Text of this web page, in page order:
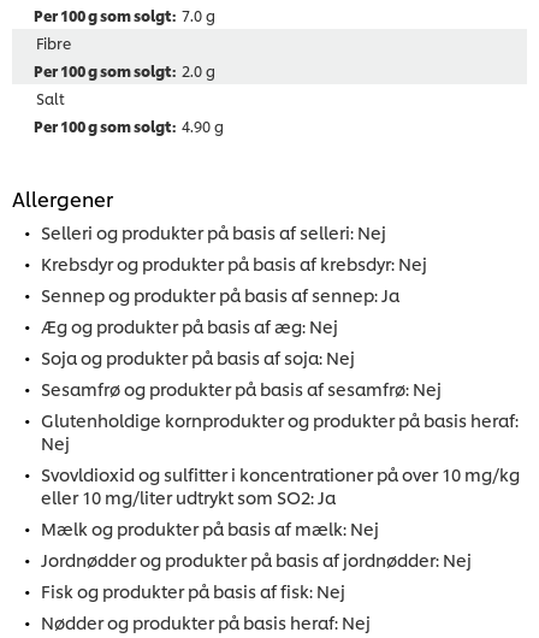
7.0 g
Fibre
2.0 g
Salt
4.90 g
Allergener
Selleri og produkter på basis af selleri: Nej
Krebsdyr og produkter på basis af krebsdyr: Nej
Sennep og produkter på basis af sennep: Ja
Æg og produkter på basis af æg: Nej
Soja og produkter på basis af soja: Nej
Sesamfrø og produkter på basis af sesamfrø: Nej
Glutenholdige kornprodukter og produkter på basis heraf:
Nej
Svovldioxid og sulfitter i koncentrationer på over 10 mg/kg
eller 10 mg/liter udtrykt som SO2: Ja
Mælk og produkter på basis af mælk: Nej
Jordnødder og produkter på basis af jordnødder: Nej
Fisk og produkter på basis af fisk: Nej
Nødder og produkter på basis heraf: Nej